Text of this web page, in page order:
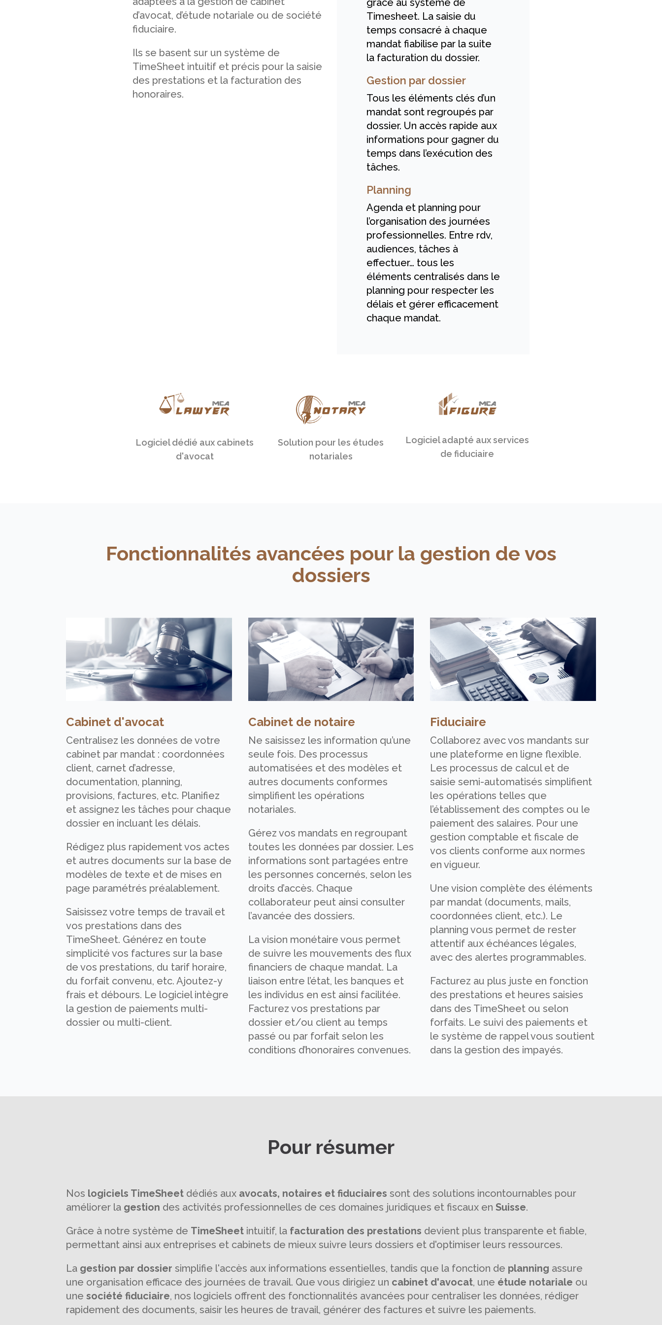
d’avocat, d’étude notariale ou de société
fiduciaire.
Ils se basent sur un système de
TimeSheet intuitif et précis pour la saisie
des prestations et la facturation des
honoraires.
grâce au système de
Timesheet. La saisie du
temps consacré à chaque
mandat fiabilise par la suite
la facturation du dossier.
Gestion par dossier
Tous les éléments clés d’un
mandat sont regroupés par
dossier. Un accès rapide aux
informations pour gagner du
temps dans l’exécution des
tâches.
Planning
Agenda et planning pour
l’organisation des journées
professionnelles. Entre rdv,
audiences, tâches à
effectuer… tous les
éléments centralisés dans le
planning pour respecter les
délais et gérer efficacement
chaque mandat.
Logiciel dédié aux cabinets
d'avocat
Solution pour les études
notariales
Logiciel adapté aux services
de fiduciaire
Fonctionnalités avancées pour la gestion de vos
dossiers
Cabinet d'avocat
Centralisez les données de votre
cabinet par mandat : coordonnées
client, carnet d’adresse,
documentation, planning,
provisions, factures, etc. Planifiez
et assignez les tâches pour chaque
dossier en incluant les délais.
Rédigez plus rapidement vos actes
et autres documents sur la base de
modèles de texte et de mises en
page paramétrés préalablement.
Saisissez votre temps de travail et
vos prestations dans des
TimeSheet. Générez en toute
simplicité vos factures sur la base
de vos prestations, du tarif horaire,
du forfait convenu, etc. Ajoutez-y
frais et débours. Le logiciel intègre
la gestion de paiements multi-
dossier ou multi-client.
Cabinet de notaire
Ne saisissez les information qu’une
seule fois. Des processus
automatisées et des modèles et
autres documents conformes
simplifient les opérations
notariales.
Gérez vos mandats en regroupant
toutes les données par dossier. Les
informations sont partagées entre
les personnes concernés, selon les
droits d’accès. Chaque
collaborateur peut ainsi consulter
l’avancée des dossiers.
La vision monétaire vous permet
de suivre les mouvements des flux
financiers de chaque mandat. La
liaison entre l’état, les banques et
les individus en est ainsi facilitée.
Facturez vos prestations par
dossier et/ou client au temps
passé ou par forfait selon les
conditions d’honoraires convenues.
Fiduciaire
Collaborez avec vos mandants sur
une plateforme en ligne flexible.
Les processus de calcul et de
saisie semi-automatisés simplifient
les opérations telles que
l’établissement des comptes ou le
paiement des salaires. Pour une
gestion comptable et fiscale de
vos clients conforme aux normes
en vigueur.
Une vision complète des éléments
par mandat (documents, mails,
coordonnées client, etc.). Le
planning vous permet de rester
attentif aux échéances légales,
avec des alertes programmables.
Facturez au plus juste en fonction
des prestations et heures saisies
dans des TimeSheet ou selon
forfaits. Le suivi des paiements et
le système de rappel vous soutient
dans la gestion des impayés.
Pour résumer
Nos logiciels TimeSheet dédiés aux avocats, notaires et fiduciaires sont des solutions incontournables pour
améliorer la gestion des activités professionnelles de ces domaines juridiques et fiscaux enSuisse.
Grâce à notre système de TimeSheet intuitif, la facturation des prestations devient plus transparente et fiable,
permettant ainsi aux entreprises et cabinets de mieux suivre leurs dossiers et d'optimiser leurs ressources.
La gestion par dossier simplifie l'accès aux informations essentielles, tandis que la fonction de planning assure
une organisation efficace des journées de travail. Que vous dirigiez un cabinet d'avocat, une étude notariale ou
unesociété fiduciaire, nos logiciels offrent des fonctionnalités avancées pour centraliser les données, rédiger
rapidement des documents, saisir les heures de travail, générer des factures et suivre les paiements.